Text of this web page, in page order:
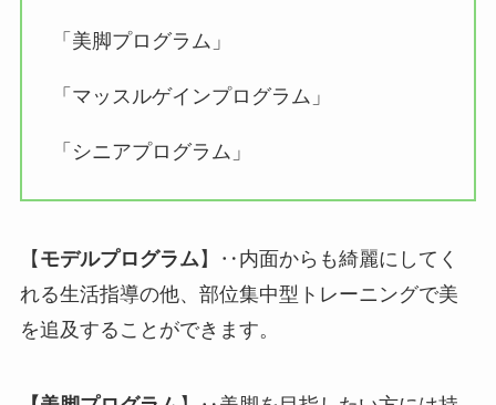
「美脚プログラム」
「マッスルゲインプログラム」
「シニアプログラム」
【 モデルプログラム 】‥内面からも綺麗にしてく
れる生活指導の他、部位集中型トレーニングで美
を追及することができます。